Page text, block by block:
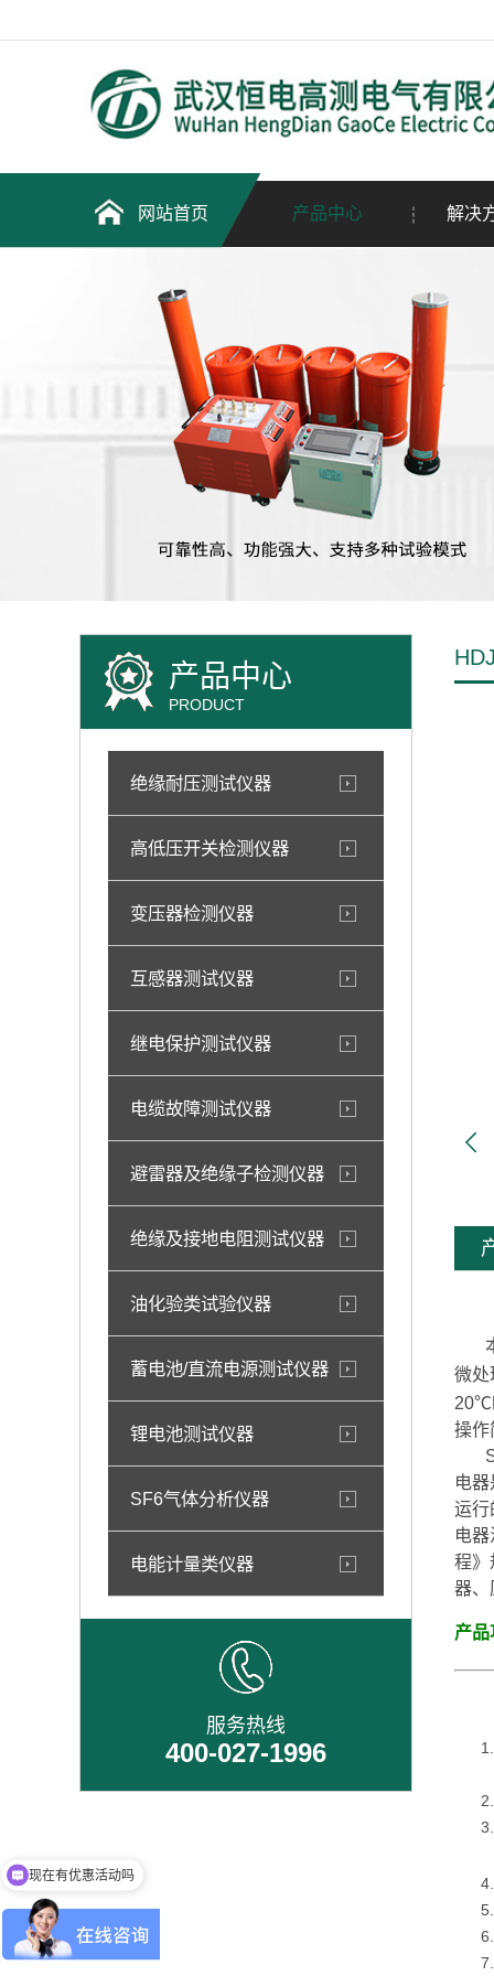
网站首页 产品中心 解决
产品中心
PRODUCT
绝缘耐压测试仪器
高低压开关检测仪器
变压器检测仪器
互感器测试仪器
继电保护测试仪器
电缆故障测试仪器
避雷器及绝缘子检测仪器
绝缘及接地电阻测试仪器
油化验类试验仪器
蓄电池/直流电源测试仪器
锂电池测试仪器
SF6气体分析仪器
电能计量类仪器
服务热线
400-027-1996
本
微处
20℃
操作
电
运行
电
程》
器、
产品
现在有优惠活动吗